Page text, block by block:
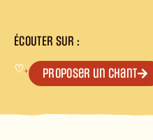
ÉCOUTER SUR :
♡+ Proposer un chant